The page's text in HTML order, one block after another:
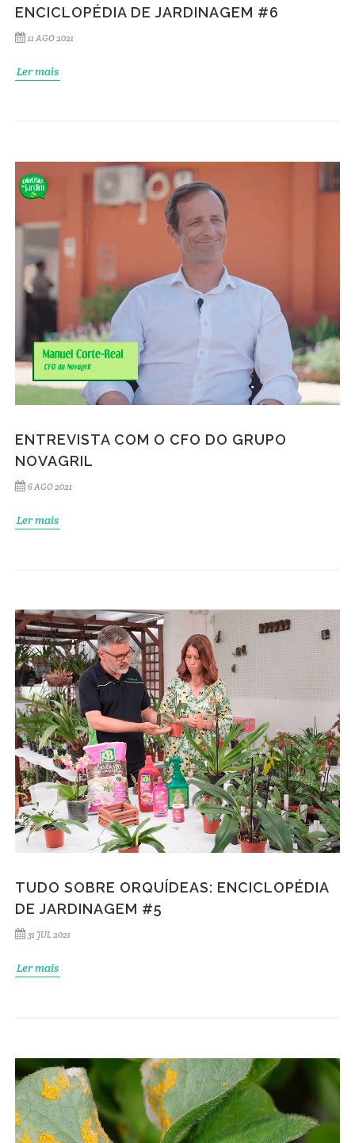
ENCICLOPÉDIA DE JARDINAGEM #6
11 AGO 2021
Ler mais
ENTREVISTA COM O CFO DO GRUPO
NOVAGRIL
6 AGO 2021
Ler mais
TUDO SOBRE ORQUÍDEAS: ENCICLOPÉDIA
DE JARDINAGEM #5
31 JUL 2021
Ler mais